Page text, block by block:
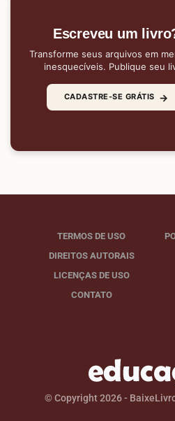
Escreveu um
Transforme seus arquivos em
inesquecíveis. Publique seu
CADASTRE-SE GRÁTIS →
TERMOS DE USO
DIREITOS AUTORAIS
LICENÇAS DE USO
CONTATO
© Copyright 2026 -